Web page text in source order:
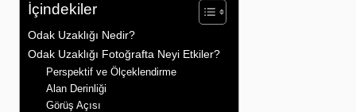
İçindekiler
Odak Uzaklığı Nedir?
Odak Uzaklığı Fotoğrafta Neyi Etkiler?
Perspektif ve Ölçeklendirme
Alan Derinliği
Görüş Açısı